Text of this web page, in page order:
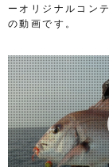
ーオリジナルコン
の動画です。
つカルティバフィ
んが、秋田県を流
マスを狙います。
■使用アイテム
STX-38ZN
STX-45ZN
OWNERMOVIE